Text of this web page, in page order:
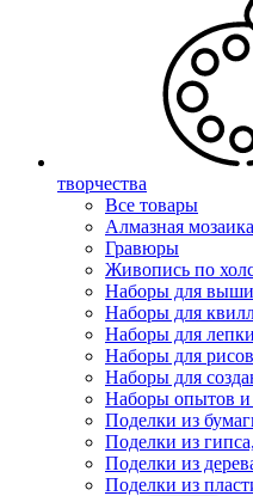
творчества
Все товары
Алмазная мозаика
Гравюры
Живопись по
Наборы для
Наборы для
Наборы для лепки
Наборы для
Наборы для
Наборы опытов и
Поделки из
Поделки из
Поделки из
Поделки из